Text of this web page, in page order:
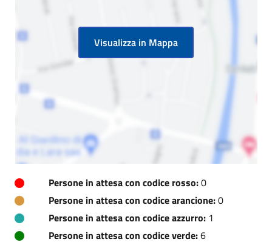
Visualizza in Mappa
Persone in attesa con codice rosso:0
Persone in attesa con codice arancione:0
Persone in attesa con codice azzurro: 1
Persone in attesa con codice verde:6